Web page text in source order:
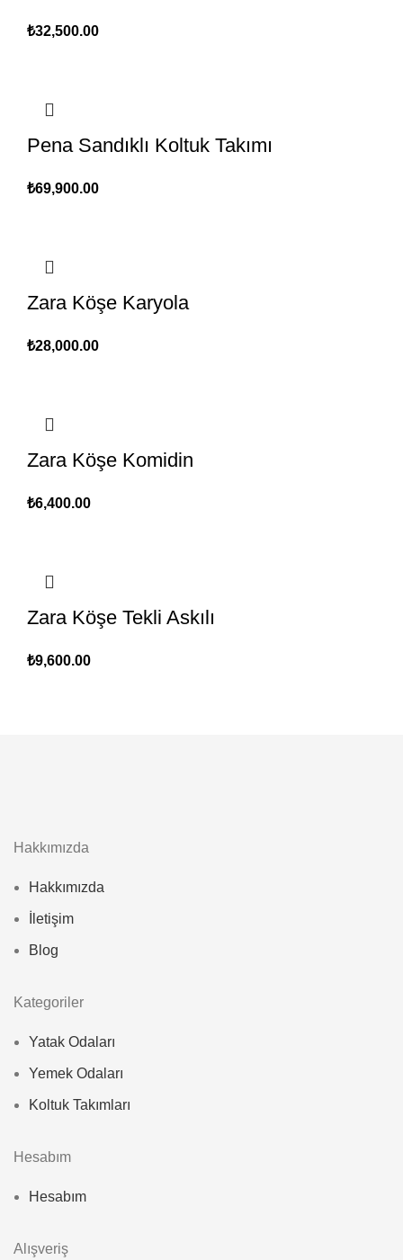
₺32,500.00
Pena Sandıklı Koltuk Takımı
₺69,900.00
Zara Köşe Karyola
₺28,000.00
Zara Köşe Komidin
₺6,400.00
Zara Köşe Tekli Askılı
₺9,600.00
Hakkımızda
Hakkımızda
İletişim
Blog
Kategoriler
Yatak Odaları
Yemek Odaları
Koltuk Takımları
Hesabım
Hesabım
Alışveriş